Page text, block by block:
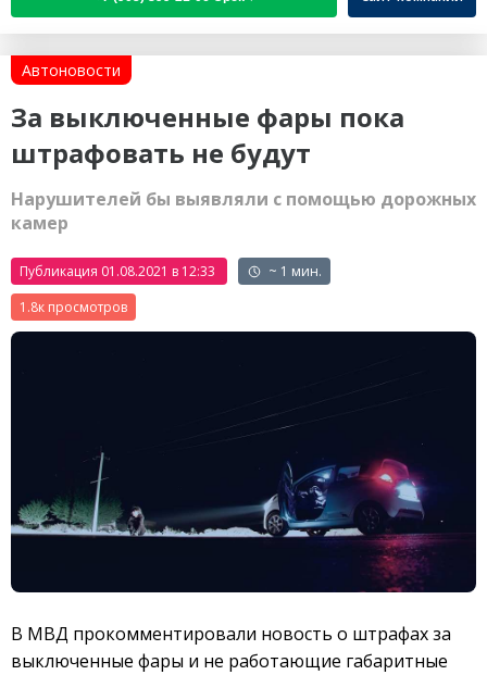
Автоновости
За выключенные фары пока
штрафовать не будут
Нарушителей бы выявляли с помощью дорожных
камер
Публикация 01.08.2021 в 12:33
~ 1 мин.
1.8к
В МВД прокомментировали новость о штрафах за
выключенные фары и не работающие габаритные